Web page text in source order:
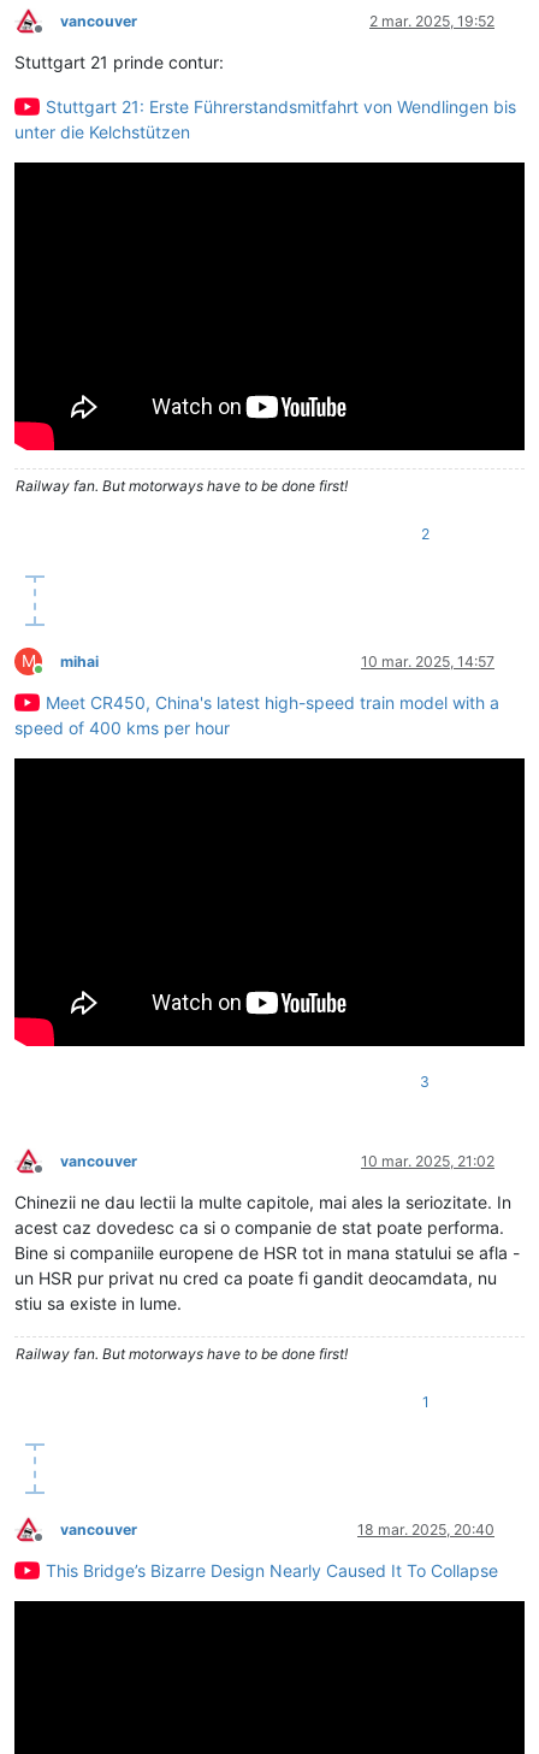
Deconectat
vancouver 2 mar. 2025, 19:52
Stuttgart 21 prinde contur:
Stuttgart 21: Erste Führerstandsmitfahrt von Wendlingen bis
unter die Kelchstützen
Railway fan. But motorways have to be done first!
2
M
Conectat
mihai 10 mar. 2025, 14:57
Meet CR450, China's latest high-speed train model with a
speed of 400 kms per hour
3
Deconectat
vancouver 10 mar. 2025, 21:02
Chinezii ne dau lectii la multe capitole, mai ales la seriozitate. In
acest caz dovedesc ca si o companie de stat poate performa.
Bine si companiile europene de HSR tot in mana statului se afla -
un HSR pur privat nu cred ca poate fi gandit deocamdata, nu
stiu sa existe in lume.
Railway fan. But motorways have to be done first!
1
Deconectat
vancouver 18 mar. 2025, 20:40
This Bridge’s Bizarre Design Nearly Caused It To Collapse